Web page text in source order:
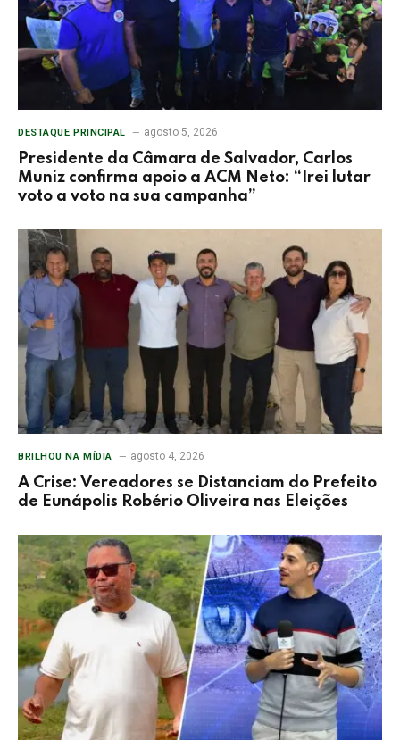
DESTAQUE PRINCIPAL agosto 5, 2026
Presidente da Câmara de Salvador, Carlos
Muniz confirma apoio a ACM Neto: “Irei lutar
voto a voto na sua campanha”
BRILHOU NA MÍDIA agosto 4, 2026
A Crise: Vereadores se Distanciam do Prefeito
de Eunápolis Robério Oliveira nas Eleições